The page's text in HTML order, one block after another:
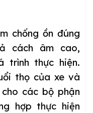
chống ồn đúng
cách âm cao,
trình thực hiện.
thọ của xe và
các bộ phận
hợp thực hiện